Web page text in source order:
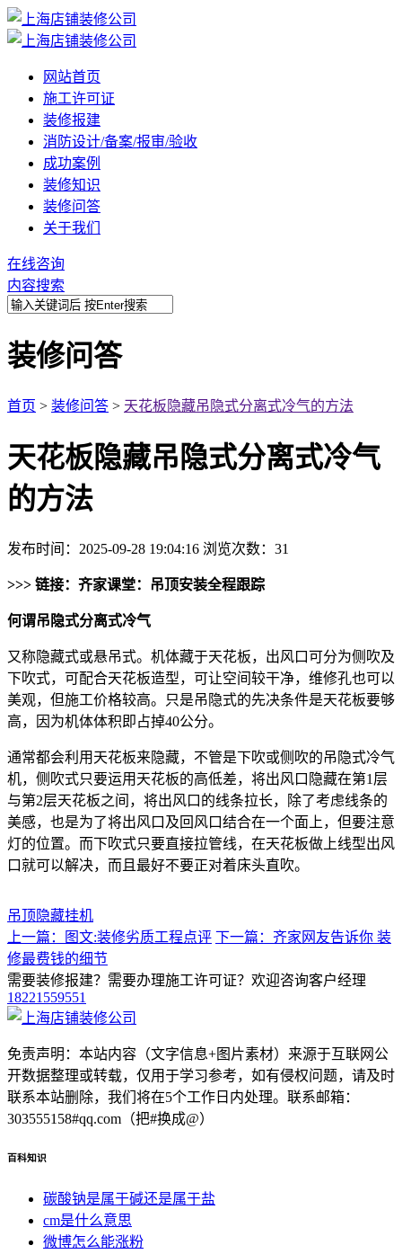
网站首页
施工许可证
装修报建
消防设计/备案/报审/验收
成功案例
装修知识
装修问答
关于我们
在线咨询
内容搜索
装修问答
首页 > 装修问答 > 天花板隐藏吊隐式分离式冷气的方法
天花板隐藏吊隐式分离式冷气
的方法
发布时间：2025-09-28 19:04:16 浏览次数： 31
>>> 链接：齐家课堂：吊顶安装全程跟踪
何谓吊隐式分离式冷气
又称隐藏式或悬吊式。机体藏于天花板，出风口可分为侧吹及
下吹式，可配合天花板造型，可让空间较干净，维修孔也可以
美观，但施工价格较高。只是吊隐式的先决条件是天花板要够
高，因为机体体积即占掉40公分。
通常都会利用天花板来隐藏，不管是下吹或侧吹的吊隐式冷气
机，侧吹式只要运用天花板的高低差，将出风口隐藏在第1层
与第2层天花板之间，将出风口的线条拉长，除了考虑线条的
美感，也是为了将出风口及回风口结合在一个面上，但要注意
灯的位置。而下吹式只要直接拉管线，在天花板做上线型出风
口就可以解决，而且最好不要正对着床头直吹。
吊顶隐藏挂机
上一篇：图文:装修劣质工程点评 下一篇：齐家网友告诉你 装
修最费钱的细节
需要装修报建？需要办理施工许可证？欢迎咨询客户经理
18221559551
免责声明：本站内容（文字信息+图片素材）来源于互联网公
开数据整理或转载，仅用于学习参考，如有侵权问题，请及时
联系本站删除，我们将在5个工作日内处理。联系邮箱：
303555158#qq.com（把#换成@）
百科知识
碳酸钠是属于碱还是属于盐
cm是什么意思
微博怎么能涨粉